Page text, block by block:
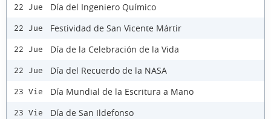
22 Jue Día del Ingeniero Químico
22 Jue Festividad de San Vicente Mártir
22 Jue Día de la Celebración de la Vida
22 Jue Día del Recuerdo de la NASA
23 Vie Día Mundial de la Escritura a Mano
23 Vie Día de San Ildefonso